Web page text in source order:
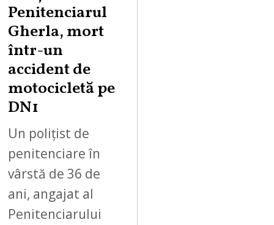
Penitenciarul
Gherla, mort
într-un
accident de
motocicletă pe
DN1
Un polițist de
penitenciare în
vârstă de 36 de
ani, angajat al
Penitenciarului